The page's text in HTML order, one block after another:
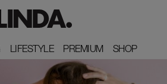
LIFESTYLE
LIFESTYLE PREMIUM
PREMIUM SHOP
SHOP